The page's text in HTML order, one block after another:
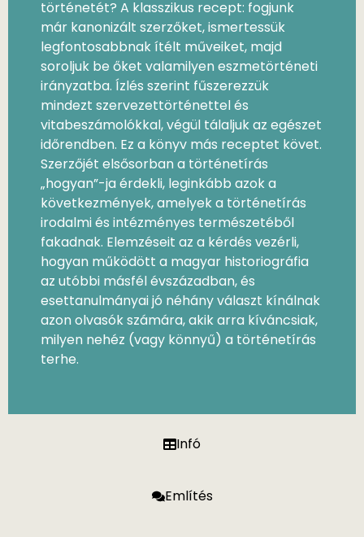
Infó
Említés
történetét? A klasszikus recept: fog­junk
már kanonizált szerzőket, ismer­tessük
legfontosabbnak ítélt művei­ket, majd
soroljuk be őket valamilyen eszmetörténeti
irányzatba. Ízlés szerint fűszerezzük
mindezt szerve­zettörténettel és
vitabeszámolókkal, végül tálaljuk az egészet
időrendben. Ez a könyv más receptet követ.
Szerzőjét elsősorban a történetírás
„hogyan”-ja érdekli, leginkább azok a
következmények, amelyek a tör­ténetírás
irodalmi és intézményes természetéből
fakadnak. Elemzéseit az a kérdés vezérli,
hogyan működött a magyar historiográfia
az utóbbi másfél évszázadban, és
esettanulmányai jó néhány választ kínálnak
azon olvasók számára, akik arra kíváncsiak,
milyen nehéz (vagy könnyű) a történetírás
terhe.